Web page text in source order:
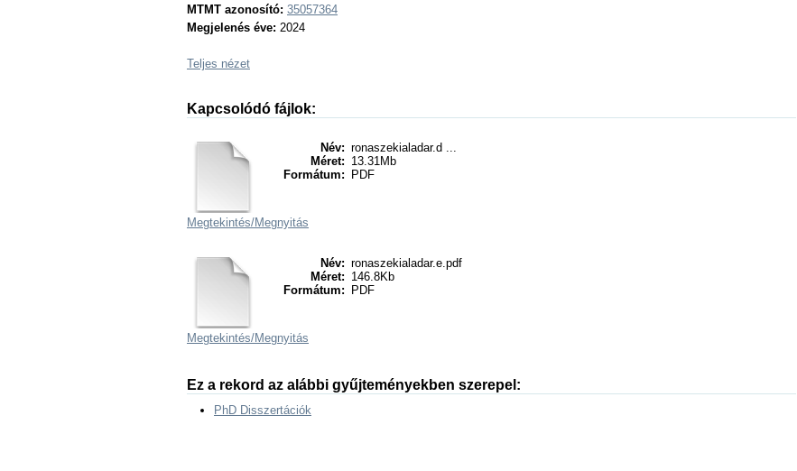
MTMT azonosító: 35057364
Megjelenés éve: 2024
Teljes nézet
Kapcsolódó fájlok:
Név: ronaszekialadar.d ...
Méret: 13.31Mb
Formátum:
PDF
Megtekintés/Megnyitás
Név: ronaszekialadar.e.pdf
Méret: 146.8Kb
Formátum:
PDF
Megtekintés/Megnyitás
Ez a rekord az alábbi gyűjteményekben szerepel:
PhD Disszertációk